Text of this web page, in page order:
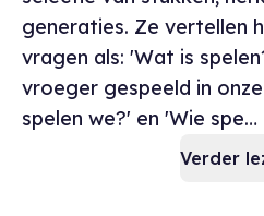
generaties. Ze vertellen
vragen als: 'Wat is
vroeger gespeeld in
spelen we?' en 'Wie spe…
Verder